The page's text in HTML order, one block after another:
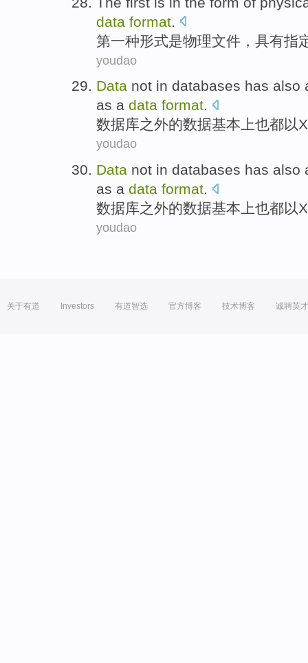
data format
第一种形式是物理文件 ， 具有指
youdao
Data not in databases has also
as a data format.
数据库之外的数据基本上也都以
youdao
Data not in databases has also
as a data format.
数据库之外的数据基本上也都以
youdao
关于有道 Investors 有道智选 官方博客 技术博客 诚聘英才